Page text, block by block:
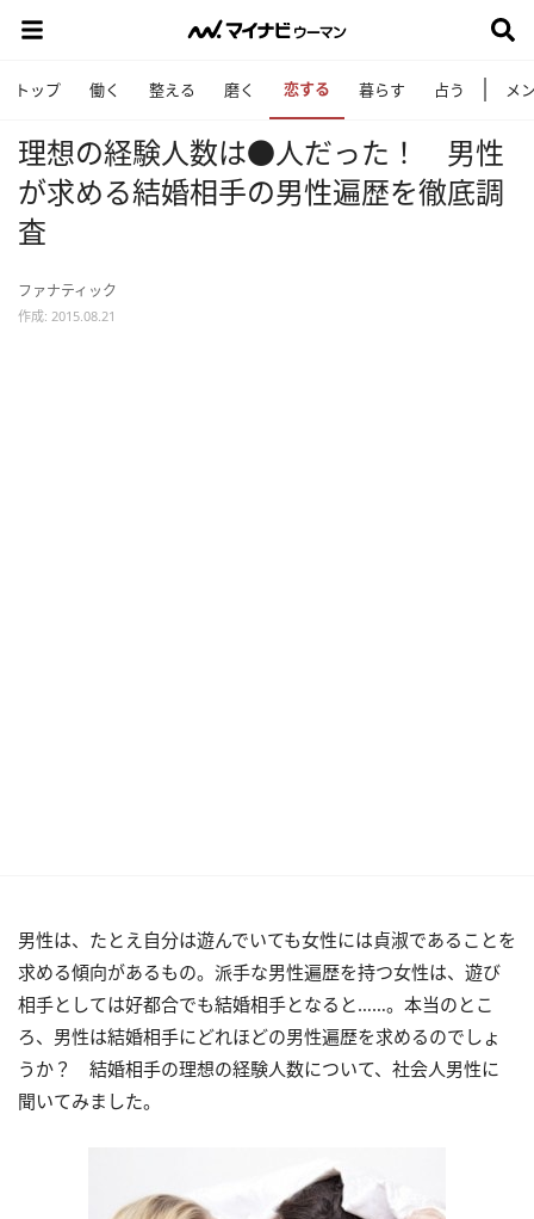
トップ 働く 整える 磨く 恋する 暮らす 占う メ
理想の経験人数は●人だった！ 男性
が求める結婚相手の男性遍歴を徹底調
査
ファナティック
作成: 2015.08.21
男性は、たとえ自分は遊んでいても女性には貞淑であることを
求める傾向があるもの。派手な男性遍歴を持つ女性は、遊び
相手としては好都合でも結婚相手となると……。本当のとこ
ろ、男性は結婚相手にどれほどの男性遍歴を求めるのでしょ
うか？ 結婚相手の理想の経験人数について、社会人男性に
聞いてみました。